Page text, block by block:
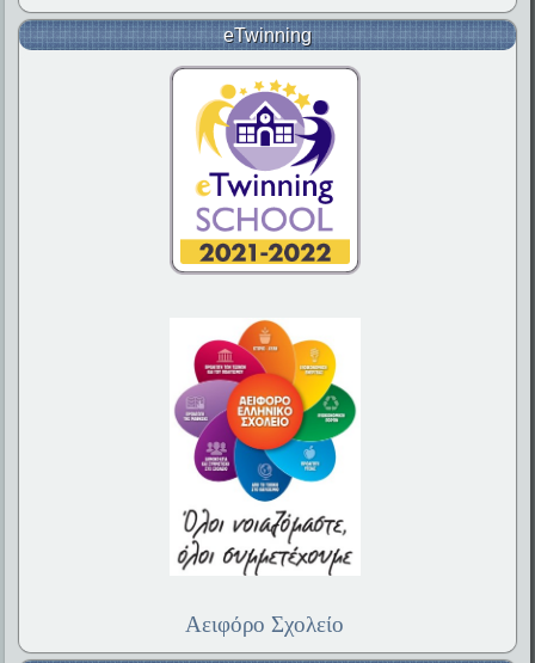
eTwinning
Αειφόρο Σχολείο